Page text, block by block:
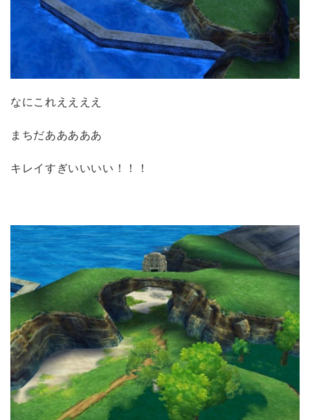
なにこれええええ
まちだあああああ
キレイすぎいいいい！！！